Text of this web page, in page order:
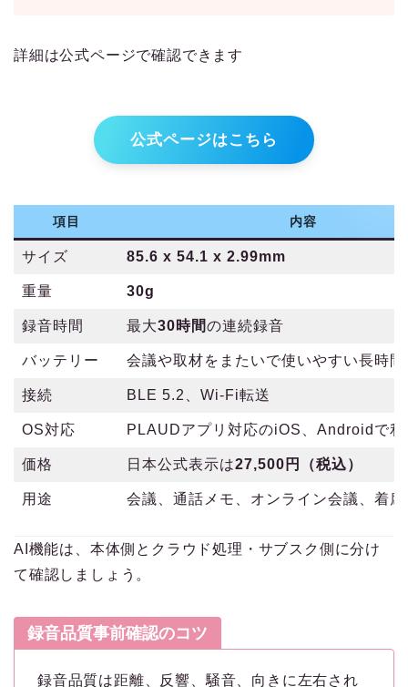
詳細は公式ページで確認できます
公式ページはこちら
項目 内容
サイズ 85.6 x 54.1 x 2.99mm
重量 30g
録音時間 最大30時間の連続録音
バッテリー 会議や取材をまたいで使いやすい長時
接続 BLE 5.2、Wi-Fi転送
OS対応 PLAUDアプリ対応のiOS、Androidで利
価格 日本公式表示は27,500円（税込）
用途 会議、通話メモ、オンライン会議、着
AI機能は、本体側とクラウド処理・サブスク側に分け
て確認しましょう。
録音品質事前確認のコツ
録音品質は距離、反響、騒音、向きに左右され